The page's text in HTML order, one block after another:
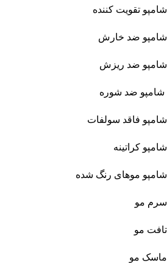
شامپو تقویت کننده
شامپو ضد خارش
شامپو ضد ریزش
شامپو ضد شوره
شامپو فاقد سولفات
شامپو کراتینه
شامپو موهای رنگ شده
سرم مو
تافت مو
ماسک مو